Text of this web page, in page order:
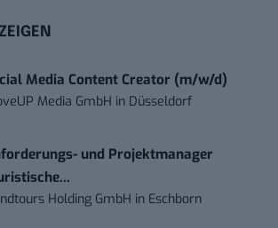
Media Content Creator (m/w/d)
Media GmbH in Düsseldorf
und Projektmanager
Holding GmbH in Eschborn